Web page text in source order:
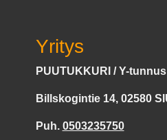
Yritys
PUUTUKKURI / Y-
Billskogintie 14, 02580
Puh. 0503235750